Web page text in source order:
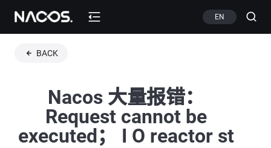
EN
BACK
Nacos 大量报错：
Request cannot be
executed； I O reactor st